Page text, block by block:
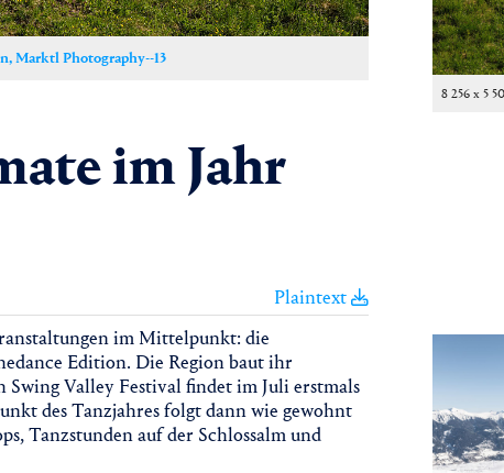
Marktl Photography--13
im Jahr
Plaintext
im Mittelpunkt: die
Edition. Die Region baut ihr
Swing Valley Festival findet im Juli erstmals
des Tanzjahres folgt dann wie gewohnt
Tanzstunden auf der Schlossalm und
8 256 x 5